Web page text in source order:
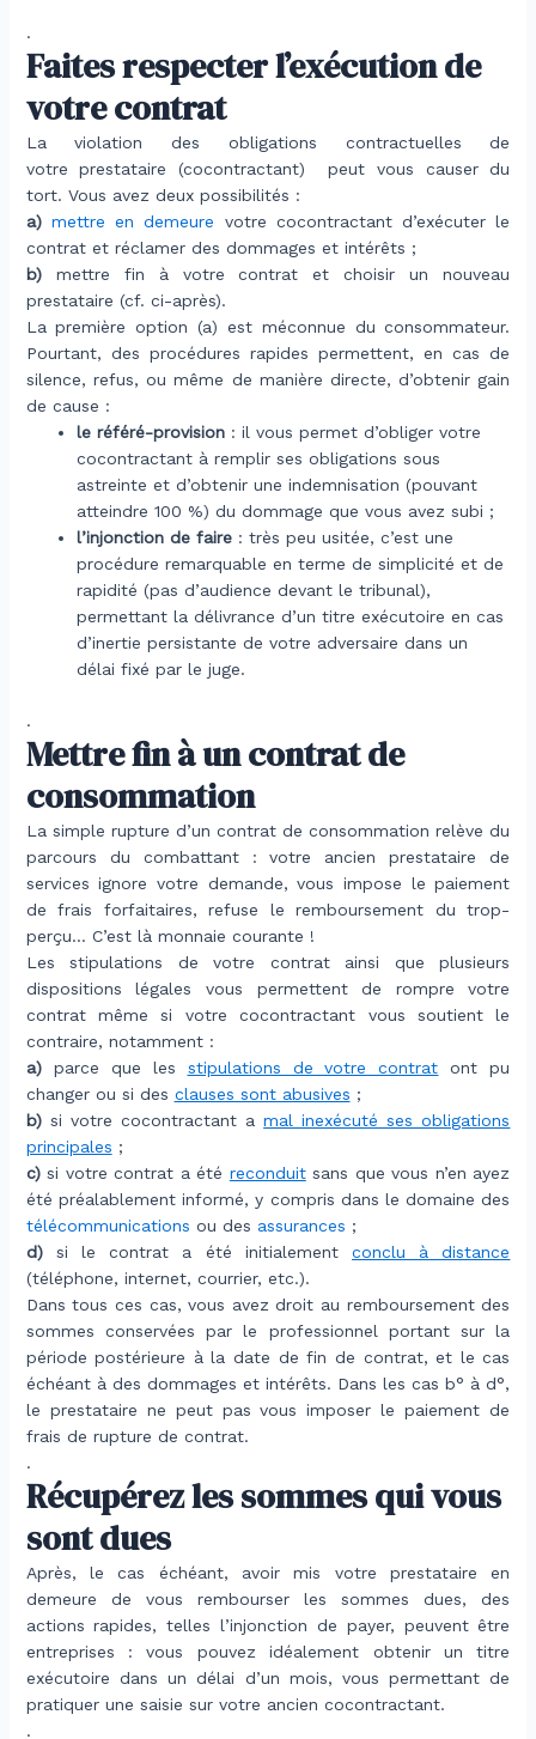
.
Faites respecter l’exécution de
votre contrat
La violation des obligations contractuelles de
votre prestataire (cocontractant) peut vous causer du
tort. Vous avez deux possibilités :
a) mettre en demeure votre cocontractant d’exécuter le
contrat et réclamer des dommages et intérêts ;
b)mettre fin à votre contrat et choisir un nouveau
prestataire (cf. ci-après).
La première option (a) est méconnue du consommateur.
Pourtant, des procédures rapides permettent, en cas de
silence, refus, ou même de manière directe, d’obtenir gain
de cause :
le référé-provision: il vous permet d’obliger votre
cocontractant à remplir ses obligations sous
astreinte et d’obtenir une indemnisation (pouvant
atteindre 100 %) du dommage que vous avez subi ;
l’injonction de faire: très peu usitée, c’est une
procédure remarquable en terme de simplicité et de
rapidité (pas d’audience devant le tribunal),
permettant la délivrance d’un titre exécutoire en cas
d’inertie persistante de votre adversaire dans un
délai fixé par le juge.
.
Mettre fin à un contrat de
consommation
La simple rupture d’un contrat de consommation relève du
parcours du combattant : votre ancien prestataire de
services ignore votre demande, vous impose le paiement
de frais forfaitaires, refuse le remboursement du trop-
perçu… C’est là monnaie courante !
Les stipulations de votre contrat ainsi que plusieurs
dispositions légales vous permettent de rompre votre
contrat même si votre cocontractant vous soutient le
contraire, notamment :
a)parce que les stipulations de votre contrat ont pu
changer ou si des clauses sont abusives ;
b)si votre cocontractant amal inexécuté ses obligations
principales ;
c)si votre contrat a été reconduitsans que vous n’en ayez
été préalablement informé, y compris dans le domaine des
télécommunications ou des assurances ;
d)si le contrat a été initialementconclu à distance
(téléphone, internet, courrier, etc.).
Dans tous ces cas, vous avez droit au remboursement des
sommes conservées par le professionnel portant sur la
période postérieure à la date de fin de contrat, et le cas
échéant à des dommages et intérêts. Dans les cas b° à d°,
le prestataire ne peut pas vous imposer le paiement de
frais de rupture de contrat.
.
Récupérez les sommes qui vous
sont dues
Après, le cas échéant, avoir mis votre prestataire en
demeure de vous rembourser les sommes dues, des
actions rapides, telles l’injonction de payer, peuvent être
entreprises : vous pouvez idéalement obtenir un titre
exécutoire dans un délai d’un mois, vous permettant de
pratiquer une saisie sur votre ancien cocontractant.
.